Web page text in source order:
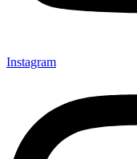
Instagram